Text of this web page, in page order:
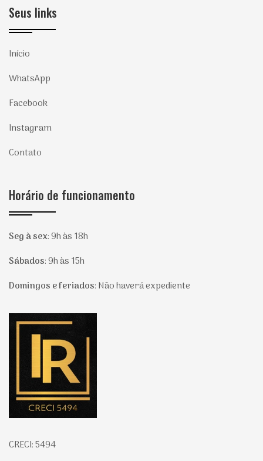
Seus links
Início
WhatsApp
Facebook
Instagram
Contato
Horário de funcionamento
Seg à sex:9h às 18h
Sábados:9h às 15h
Domingos e feriados: Não haverá expediente
Página inicial
CRECI: 5494